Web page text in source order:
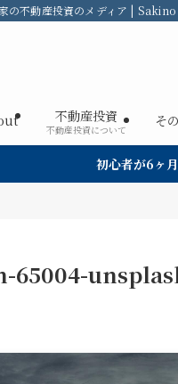
不動産投資のメディア | Sakino
不動産投資
不動産投資について
そ
初心者が6ヶ
65004-